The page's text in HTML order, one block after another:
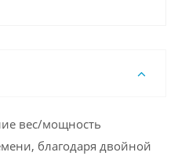
вес/мощность
благодаря двойной